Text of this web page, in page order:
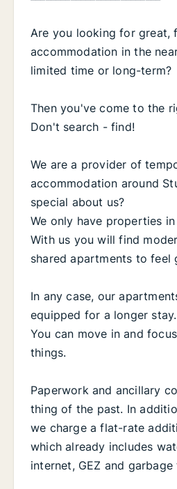
Are you looking for great,
accommodation in the
limited time or long-term?
Then you've come to the
Don't search - find!
We are a provider of
accommodation around
special about us?
We only have properties
With us you will find
shared apartments to feel
In any case, our
equipped for a longer stay.
You can move in and
things.
Paperwork and ancillary
thing of the past. In
we charge a flat-rate
which already includes
internet, GEZ and garbage